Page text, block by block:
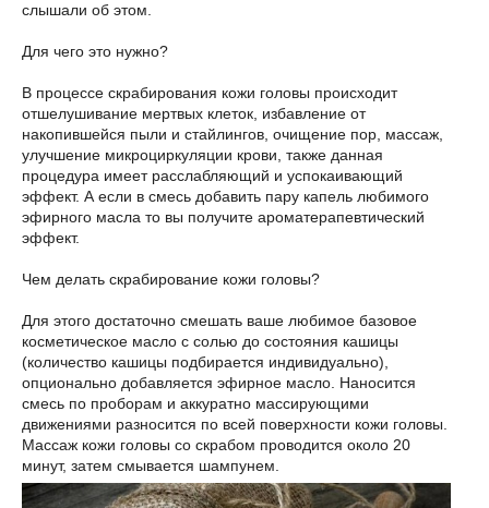
слышали об этом.
Для чего это нужно?
В процессе скрабирования кожи головы происходит
отшелушивание мертвых клеток, избавление от
накопившейся пыли и стайлингов, очищение пор, массаж,
улучшение микроциркуляции крови, также данная
процедура имеет расслабляющий и успокаивающий
эффект. А если в смесь добавить пару капель любимого
эфирного масла то вы получите ароматерапевтический
эффект.
Чем делать скрабирование кожи головы?
Для этого достаточно смешать ваше любимое базовое
косметическое масло с солью до состояния кашицы
(количество кашицы подбирается индивидуально),
опционально добавляется эфирное масло. Наносится
смесь по проборам и аккуратно массирующими
движениями разносится по всей поверхности кожи головы.
Массаж кожи головы со скрабом проводится около 20
минут, затем смывается шампунем.